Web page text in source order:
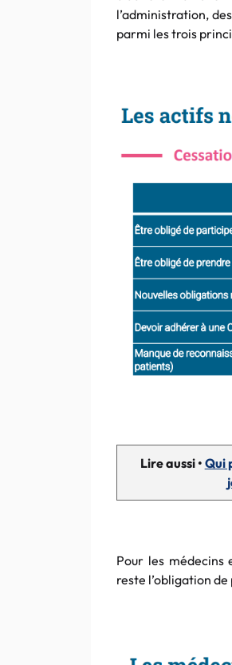
l’administration,
parmi les trois
Lire aussi • Qui
Pour les
reste l’obligation